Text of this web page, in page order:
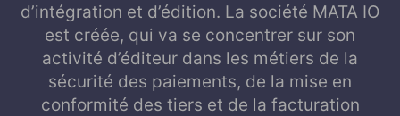
d’intégration et d’édition. La société MATA IO
est créée, qui va se concentrer sur son
activité d’éditeur dans les métiers de la
sécurité des paiements, de la mise en
conformité des tiers et de la facturation